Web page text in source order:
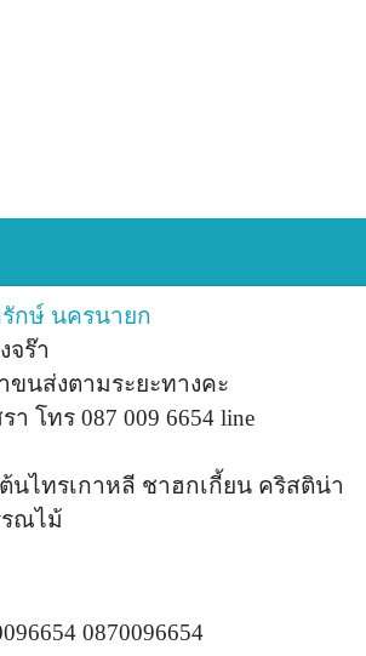
กษ์ นครนายก
จร๊า
นส่งตามระยะทางคะ
โทร 087 009 6654 line
ไทรเกาหลี ชาฮกเกี้ยน คริสติน่า
ณไม้
0870096654